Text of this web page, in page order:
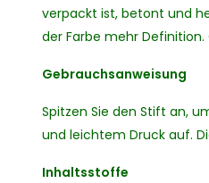
verpackt ist, betont und
der Farbe mehr
Gebrauchsanweisung
Spitzen Sie den Stift an,
und leichtem Druck auf.
Inhaltsstoffe